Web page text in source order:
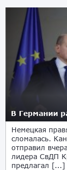
В Германии
Немецкая
сломалась.
отправил
лидера СвДП
предлагал [...]